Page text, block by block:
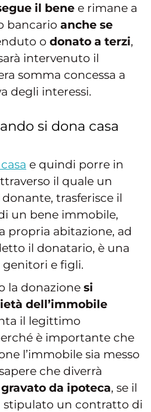
il bene e rimane a
bancario anche se
o donato a terzi,
intervenuto il
somma concessa a
degli interessi.
si dona casa
e quindi porre in
il quale un
trasferisce il
un bene immobile,
propria abitazione, ad
il donatario, è una
e figli.
la donazione si
dell’immobile
il legittimo
è importante che
l’immobile sia messo
che diverrà
da ipoteca, se il
stipulato un contratto di